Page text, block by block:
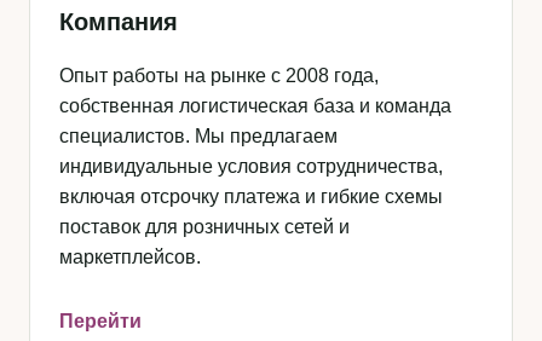
Компания
Опыт работы на рынке с 2008 года,
собственная логистическая база и команда
специалистов. Мы предлагаем
индивидуальные условия сотрудничества,
включая отсрочку платежа и гибкие схемы
поставок для розничных сетей и
маркетплейсов.
Перейти